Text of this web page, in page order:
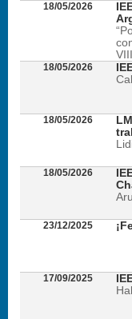
18/05/2026
18/05/2026
18/05/2026
18/05/2026
23/12/2025
17/09/2025